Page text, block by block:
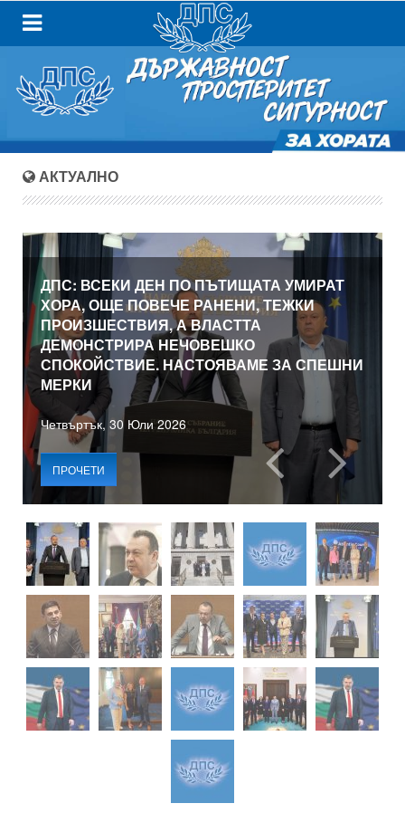
АКТУАЛНО
ДПС: ВСЕКИ ДЕН ПО ПЪТИЩАТА УМИРАТ
ХОРА, ОЩЕ ПОВЕЧЕ РАНЕНИ, ТЕЖКИ
ПРОИЗШЕСТВИЯ, А ВЛАСТТА
ДЕМОНСТРИРА НЕЧОВЕШКО
СПОКОЙСТВИЕ. НАСТОЯВАМЕ ЗА СПЕШНИ
МЕРКИ
Четвъртък, 30 Юли 2026
ПРОЧЕТИ